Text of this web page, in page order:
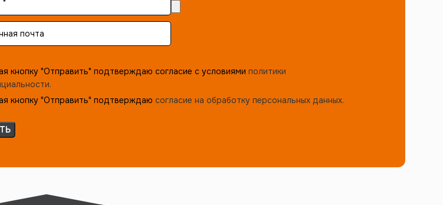
кнопку "Отправить" подтверждаю согласие с условиямиполитики
кнопку "Отправить" подтверждаюсогласие на обработку персональных данных.